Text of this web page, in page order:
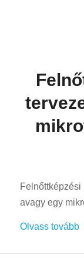
avagy egy
Olvass tovább